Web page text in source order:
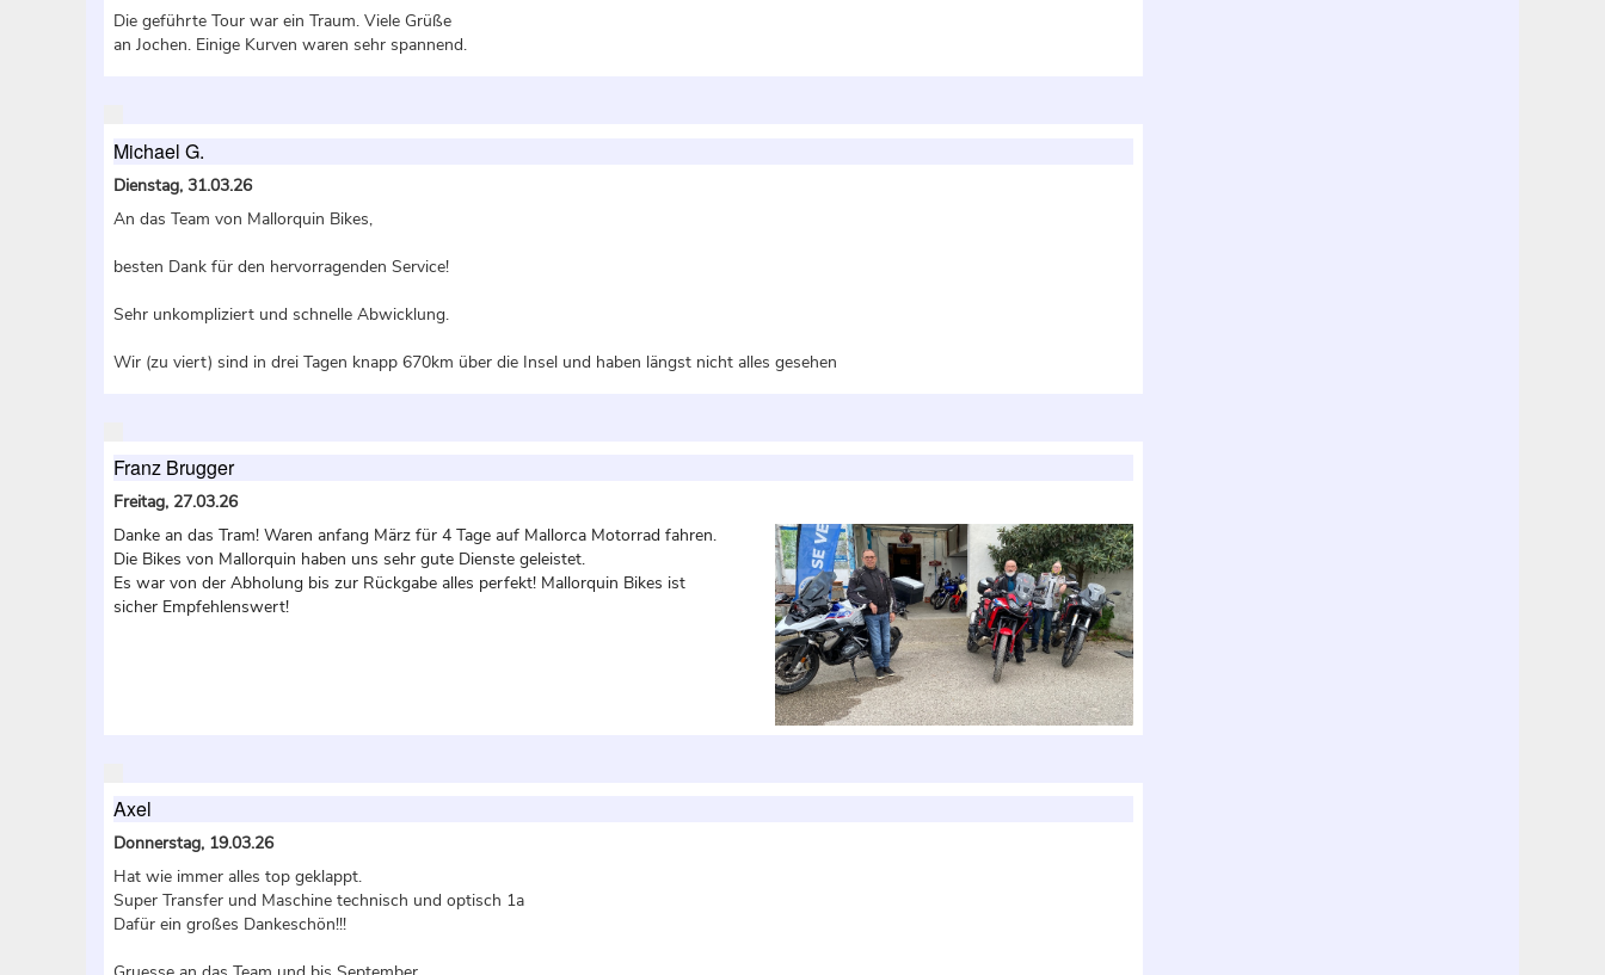
Die geführte Tour war ein Traum. Viele Grüße
an Jochen. Einige Kurven waren sehr spannend.
Michael G.
Dienstag, 31.03.26
An das Team von Mallorquin Bikes,
besten Dank für den hervorragenden Service!
Sehr unkompliziert und schnelle Abwicklung.
Wir (zu viert) sind in drei Tagen knapp 670km über die Insel und haben längst nicht alles gesehen
Franz Brugger
Freitag, 27.03.26
Danke an das Tram! Waren anfang März für 4 Tage auf Mallorca Motorrad fahren.
Die Bikes von Mallorquin haben uns sehr gute Dienste geleistet.
Es war von der Abholung bis zur Rückgabe alles perfekt! Mallorquin Bikes ist
sicher Empfehlenswert!
Axel
Donnerstag, 19.03.26
Hat wie immer alles top geklappt.
Super Transfer und Maschine technisch und optisch 1a
Dafür ein großes Dankeschön!!!